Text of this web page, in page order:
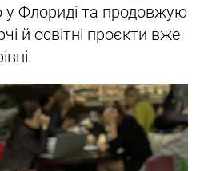
у Флориді та продовжую
й освітні проєкти вже